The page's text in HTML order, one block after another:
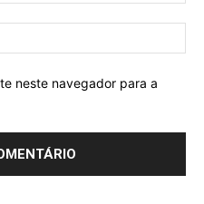
neste navegador para a